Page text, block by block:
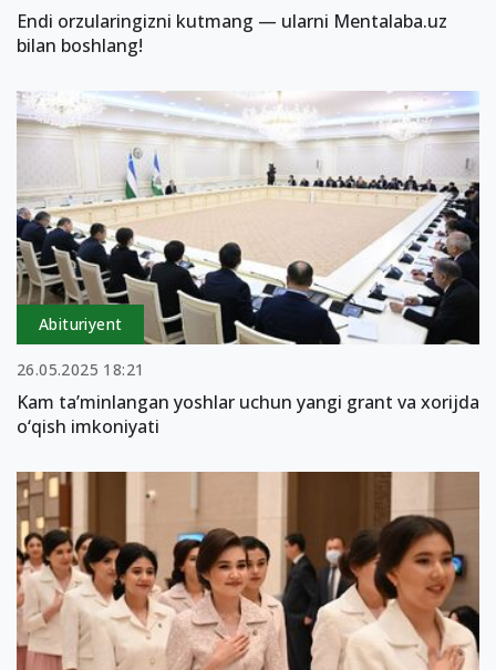
Endi orzularingizni kutmang — ularni Mentalaba.uz
bilan boshlang!
Abituriyent
26.05.2025 18:21
Kam ta’minlangan yoshlar uchun yangi grant va xorijda
o‘qish imkoniyati